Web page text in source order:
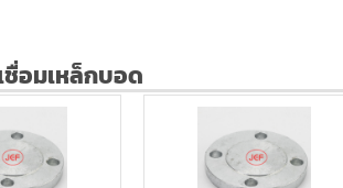
อมเหล็กบอด